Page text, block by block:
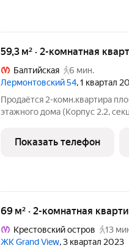
59,3 м² · 2-комнатная
Балтийская
6 мин.
Лермонтовский 54, 1 квартал
Продаётся 2-комн.квартира
этажного дома (Корпус 2.2,
земли, функциональная
«Лермонтовский 54»
Показать телефон
69 м² · 2-комнатная
Крестовский остров
13
ЖК Grand View, 3 квартал 2023